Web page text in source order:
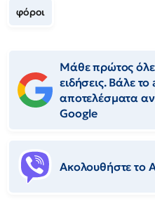
φόροι
Μάθε πρώτος
ειδήσεις. Βάλε
αποτελέσματα
Google
Ακολουθήστε το